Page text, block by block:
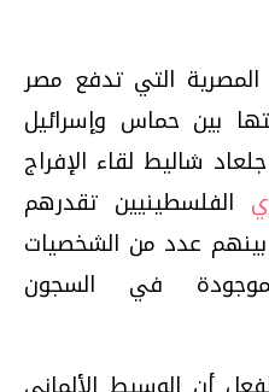
التي تدفع مصر
بين حماس وإسرائيل
شاليط لقاء الإفراج
الفلسطينيين تقدرهم
عدد من الشخصيات
في السجون